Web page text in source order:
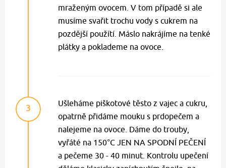
mraženým ovocem. V tom případě si ale
musíme svařit trochu vody s cukrem na
pozdější použítí. Máslo nakrájíme na tenké
plátky a poklademe na ovoce.
3
Ušleháme piškotové těsto z vajec a cukru,
opatrně přidáme mouku s prdopečem a
nalejeme na ovoce. Dáme do trouby,
vyřáté na 150°C JEN NA SPODNÍ PEČENÍ
a pečeme 30 - 40 minut. Kontrolu upečení